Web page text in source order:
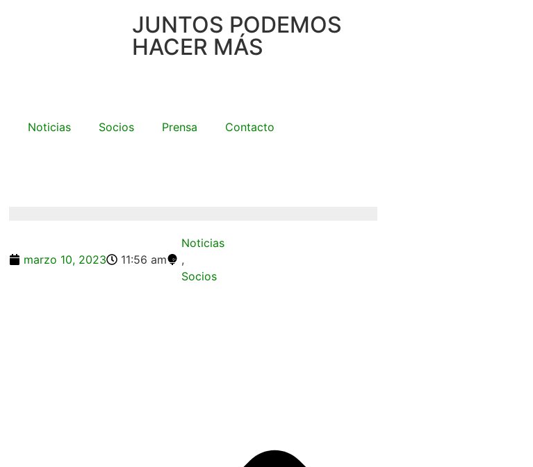
JUNTOS PODEMOS
HACER MÁS
Noticias Socios Prensa Contacto
marzo 10, 2023 11:56 am
Noticias
,
Socios